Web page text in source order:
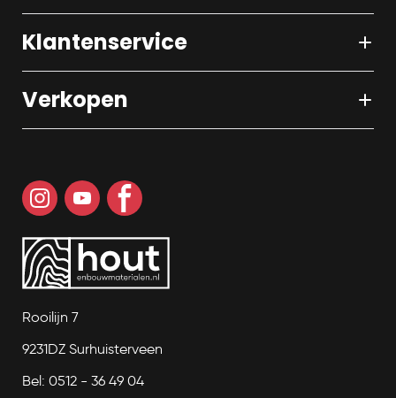
Klantenservice
Verkopen
Rooilijn 7
9231DZ Surhuisterveen
Bel: 0512 - 36 49 04